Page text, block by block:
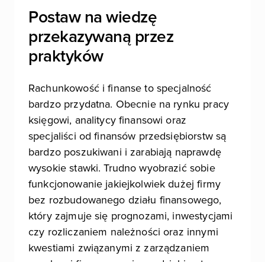
Postaw na wiedzę
przekazywaną przez
praktyków
Rachunkowość i finanse to specjalność
bardzo przydatna. Obecnie na rynku pracy
księgowi, analitycy finansowi oraz
specjaliści od finansów przedsiębiorstw są
bardzo poszukiwani i zarabiają naprawdę
wysokie stawki. Trudno wyobrazić sobie
funkcjonowanie jakiejkolwiek dużej firmy
bez rozbudowanego działu finansowego,
który zajmuje się prognozami, inwestycjami
czy rozliczaniem należności oraz innymi
kwestiami związanymi z zarządzaniem